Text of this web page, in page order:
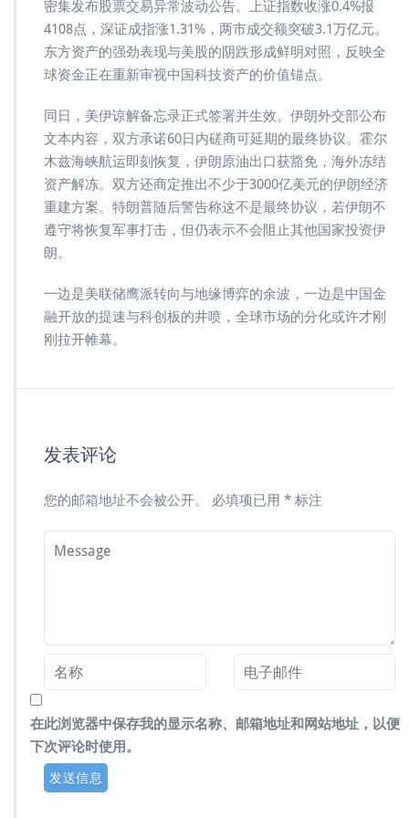
密集发布股票交易异常波动公告。上证指数收涨0.4%报
4108点，深证成指涨1.31%，两市成交额突破3.1万亿元。
东方资产的强劲表现与美股的阴跌形成鲜明对照，反映全
球资金正在重新审视中国科技资产的价值锚点。
同日，美伊谅解备忘录正式签署并生效。伊朗外交部公布
文本内容，双方承诺60日内磋商可延期的最终协议。霍尔
木兹海峡航运即刻恢复，伊朗原油出口获豁免，海外冻结
资产解冻。双方还商定推出不少于3000亿美元的伊朗经济
重建方案。特朗普随后警告称这不是最终协议，若伊朗不
遵守将恢复军事打击，但仍表示不会阻止其他国家投资伊
朗。
一边是美联储鹰派转向与地缘博弈的余波，一边是中国金
融开放的提速与科创板的井喷，全球市场的分化或许才刚
刚拉开帷幕。
发表评论
您的邮箱地址不会被公开。 必填项已用 * 标注
在此浏览器中保存我的显示名称、邮箱地址和网站地址，以便
下次评论时使用。